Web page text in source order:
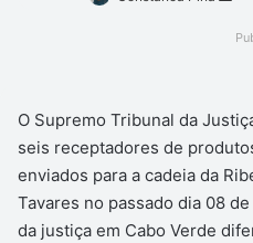
O Supremo Tribunal da
seis receptadores de
enviados para a cadeia da
Tavares no passado dia 08
da justiça em Cabo Verde